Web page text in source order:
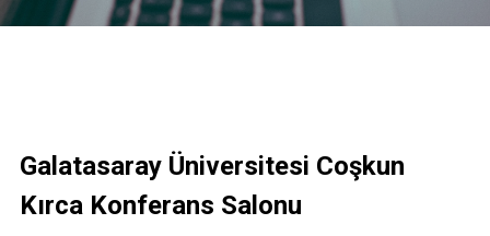
Galatasaray Üniversitesi Coşkun
Kırca Konferans Salonu